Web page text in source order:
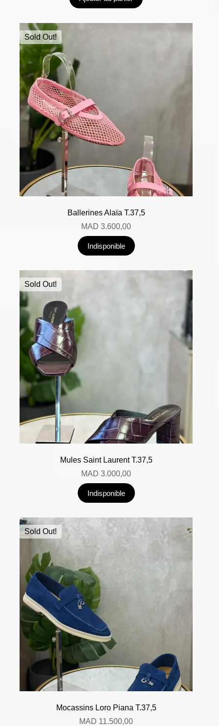
Sold Out!
Ballerines Alaïa T.37,5
MAD 3.600,00
Indisponible
Sold Out!
Mules Saint Laurent T.37,5
MAD 3.000,00
Indisponible
Sold Out!
Mocassins Loro Piana T.37,5
MAD 11.500,00